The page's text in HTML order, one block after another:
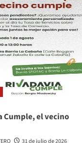
Cumple, el vecino